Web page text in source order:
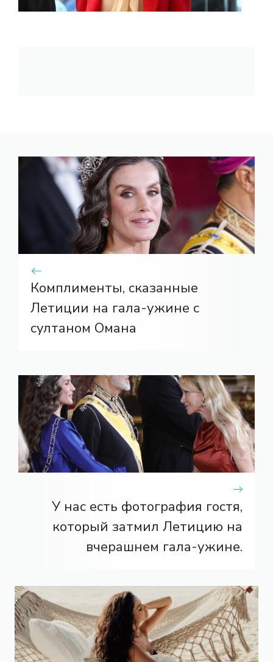
Комплименты, сказанные
Летиции на гала-ужине с
султаном Омана
У нас есть фотография гостя,
который затмил Летицию на
вчерашнем гала-ужине.